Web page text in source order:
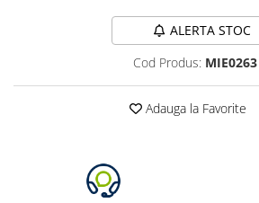
ALERTA STOC
Cod Produs: MIE0263
Adauga la Favorite